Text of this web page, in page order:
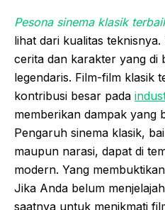
Pesona sinema klasik
lihat dari kualitas
cerita dan karakter yang
legendaris. Film-film klasik
kontribusi besar pada
memberikan dampak yang
Pengaruh sinema klasik,
maupun narasi, dapat di
modern. Yang
Jika Anda belum
saatnya untuk menikmati